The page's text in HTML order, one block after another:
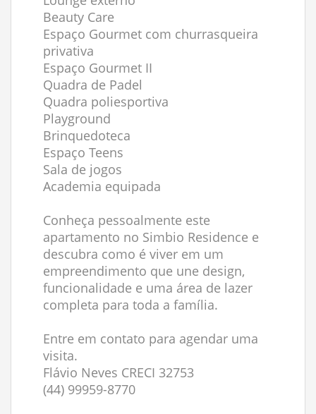
Beauty Care
Espaço Gourmet com churrasqueira
privativa
Espaço Gourmet II
Quadra de Padel
Quadra poliesportiva
Playground
Brinquedoteca
Espaço Teens
Sala de jogos
Academia equipada
Conheça pessoalmente este
apartamento no Simbio Residence e
descubra como é viver em um
empreendimento que une design,
funcionalidade e uma área de lazer
completa para toda a família.
Entre em contato para agendar uma
visita.
Flávio Neves CRECI 32753
(44) 99959-8770